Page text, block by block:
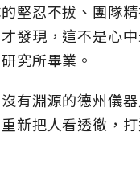
堅忍不拔、團隊
發現，這不是心
究所畢業。
有淵源的德州儀
新把人看透徹，